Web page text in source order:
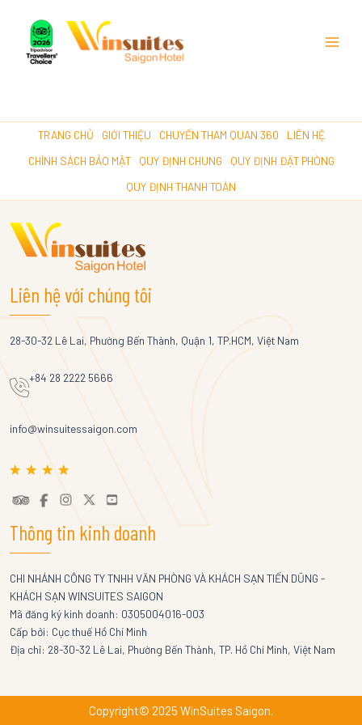
Main
TRANG CHỦ GIỚI THIỆU CHUYẾN THAM QUAN 360
LIÊN HỆ
CHÍNH SÁCH BẢO MẬT
QUY ĐỊNH CHUNG
QUY ĐỊNH ĐẶT PHÒNG
QUY ĐỊNH THANH TOÁN
Liên hệ với chúng tôi
28-30-32 Lê Lai, Phường Bến Thành, Quận 1, TP.HCM, Việt Nam
+84 28 2222 5666
info@winsuitessaigon.com
Thông tin kinh doanh
CHI NHÁNH CÔNG TY TNHH VĂN PHÒNG VÀ KHÁCH SẠN TIẾN DŨNG -
KHÁCH SẠN WINSUITES SAIGON
Mã đăng ký kinh doanh: 0305004016-003
Cấp bởi: Cục thuế Hồ Chí Minh
Địa chỉ: 28-30-32 Lê Lai, Phường Bến Thành, TP. Hồ Chí Minh, Việt Nam
Copyright© 2025 WinSuites Saigon.